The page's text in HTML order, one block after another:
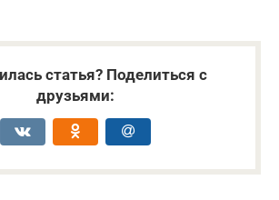
статья? Поделиться с
друзьями: